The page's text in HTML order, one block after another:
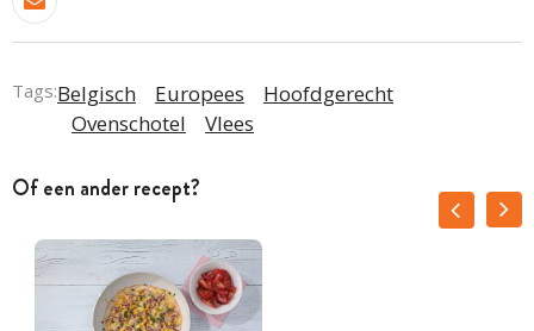
Tags:Belgisch Europees
Hoofdgerecht
Ovenschotel
Vlees
Of een ander recept?